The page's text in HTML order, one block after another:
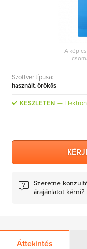
MS Project Server
MS System Center
Server CALs
A kép
Szoftver típusa:
használt, örökös
KÉSZLETEN
Szeretne
árajánlatot kérni?
Áttekintés